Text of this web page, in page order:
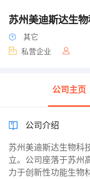
苏州美迪斯达生
其它
私营企业
公司主页
公司介绍
苏州美迪斯达生物科
立。公司座落于苏州
力于创新性功能生物